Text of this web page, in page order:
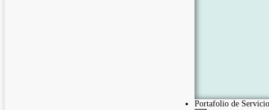
Portafolio de